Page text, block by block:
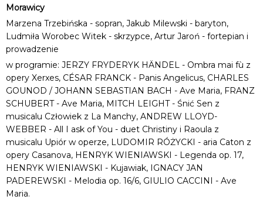
Morawicy
Marzena Trzebińska - sopran, Jakub Milewski - baryton,
Ludmiła Worobec Witek - skrzypce, Artur Jaroń - fortepian i
prowadzenie
w programie: JERZY FRYDERYK HÄNDEL - Ombra mai fù z
opery Xerxes, CÉSAR FRANCK - Panis Angelicus, CHARLES
GOUNOD / JOHANN SEBASTIAN BACH - Ave Maria, FRANZ
SCHUBERT - Ave Maria, MITCH LEIGHT - Śnić Sen z
musicalu Człowiek z La Manchy, ANDREW LLOYD-
WEBBER - All I ask of You - duet Christiny i Raoula z
musicalu Upiór w operze, LUDOMIR RÓŻYCKI - aria Caton z
opery Casanova, HENRYK WIENIAWSKI - Legenda op. 17,
HENRYK WIENIAWSKI - Kujawiak, IGNACY JAN
PADEREWSKI - Melodia op. 16/6, GIULIO CACCINI - Ave
Maria.